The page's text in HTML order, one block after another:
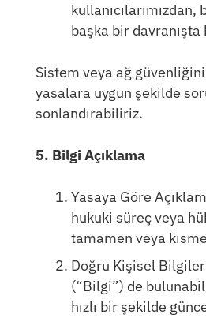
başka bir
Sistem veya ağ
yasalara uygun şekilde
sonlandırabiliriz.
5. Bilgi Açıklama
Yasaya Göre
hukuki süreç veya
tamamen veya
Doğru Kişisel
(“Bilgi”) de
hızlı bir şekilde